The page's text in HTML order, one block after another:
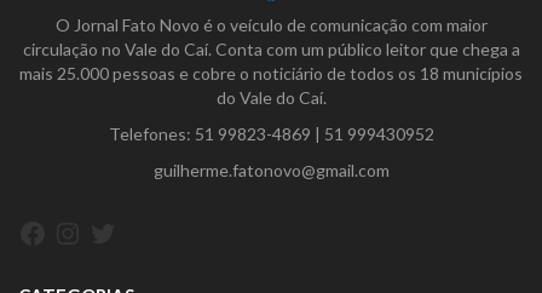
O Jornal Fato Novo é o veículo de comunicação com maior
circulação no Vale do Caí. Conta com um público leitor que chega a
mais 25.000 pessoas e cobre o noticiário de todos os 18 municípios
do Vale do Caí.
Telefones: 51 99823-4869 | 51 999430952
guilherme.fatonovo@gmail.com